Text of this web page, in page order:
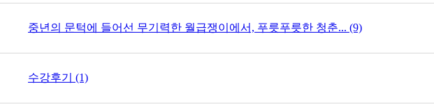
중년의 문턱에 들어선 무기력한 월급쟁이에서, 푸릇푸릇한 청춘... (9)
수강후기 (1)